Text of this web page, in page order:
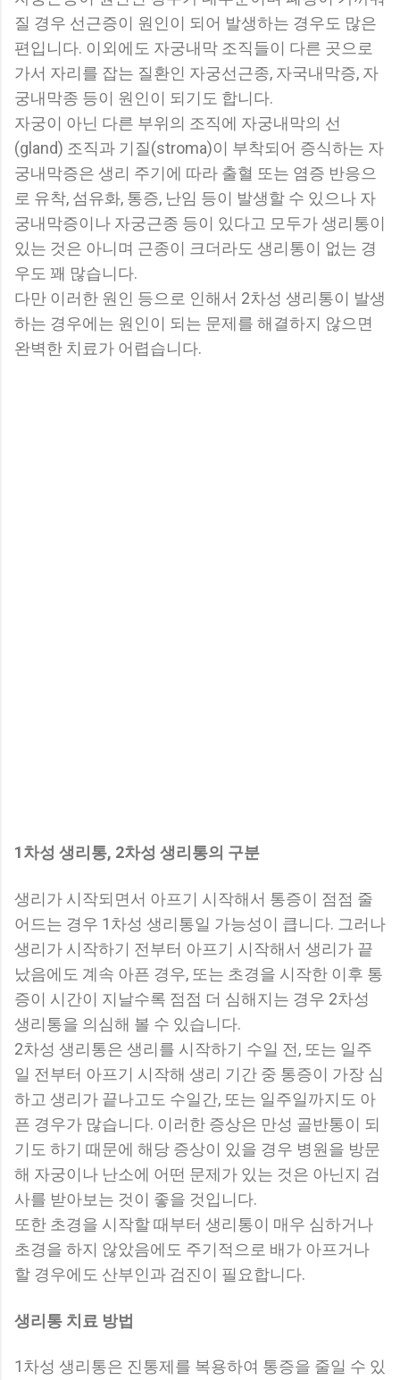
질 경우 선근증이 원인이 되어 발생하는 경우도 많은
편입니다. 이외에도 자궁내막 조직들이 다른 곳으로
가서 자리를 잡는 질환인 자궁선근종, 자국내막증, 자
궁내막종 등이 원인이 되기도 합니다.
자궁이 아닌 다른 부위의 조직에 자궁내막의 선
(gland) 조직과 기질(stroma)이 부착되어 증식하는 자
궁내막증은 생리 주기에 따라 출혈 또는 염증 반응으
로 유착, 섬유화, 통증, 난임 등이 발생할 수 있으나 자
궁내막증이나 자궁근종 등이 있다고 모두가 생리통이
있는 것은 아니며 근종이 크더라도 생리통이 없는 경
우도 꽤 많습니다.
다만 이러한 원인 등으로 인해서 2차성 생리통이 발생
하는 경우에는 원인이 되는 문제를 해결하지 않으면
완벽한 치료가 어렵습니다.
1차성 생리통, 2차성 생리통의 구분
생리가 시작되면서 아프기 시작해서 통증이 점점 줄
어드는 경우 1차성 생리통일 가능성이 큽니다. 그러나
생리가 시작하기 전부터 아프기 시작해서 생리가 끝
났음에도 계속 아픈 경우, 또는 초경을 시작한 이후 통
증이 시간이 지날수록 점점 더 심해지는 경우 2차성
생리통을 의심해 볼 수 있습니다.
2차성 생리통은 생리를 시작하기 수일 전, 또는 일주
일 전부터 아프기 시작해 생리 기간 중 통증이 가장 심
하고 생리가 끝나고도 수일간, 또는 일주일까지도 아
픈 경우가 많습니다. 이러한 증상은 만성 골반통이 되
기도 하기 때문에 해당 증상이 있을 경우 병원을 방문
해 자궁이나 난소에 어떤 문제가 있는 것은 아닌지 검
사를 받아보는 것이 좋을 것입니다.
또한 초경을 시작할 때부터 생리통이 매우 심하거나
초경을 하지 않았음에도 주기적으로 배가 아프거나
할 경우에도 산부인과 검진이 필요합니다.
생리통 치료 방법
1차성 생리통은 진통제를 복용하여 통증을 줄일 수 있